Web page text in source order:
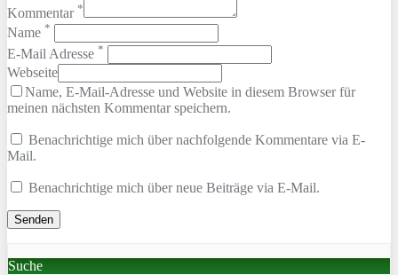
Kommentar *
Name *
E-Mail Adresse *
Webseite
Name, E-Mail-Adresse und Website in diesem Browser für
meinen nächsten Kommentar speichern.
Benachrichtige mich über nachfolgende Kommentare via E-
Mail.
Benachrichtige mich über neue Beiträge via E-Mail.
Suche